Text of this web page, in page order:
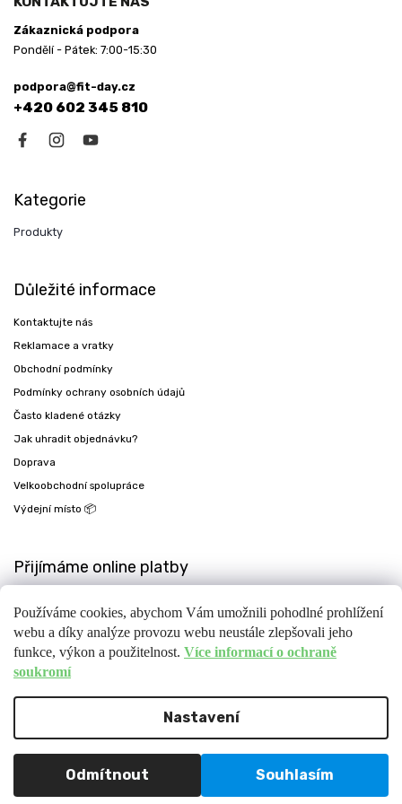
Používáme cookies, abychom Vám umožnili pohodlné prohlížení
webu a díky analýze provozu webu neustále zlepšovali jeho
funkce, výkon a použitelnost. Více informací o ochraně
soukromí
Nastavení
Odmítnout Souhlasím
Zákaznická podpora
Pondělí - Pátek: 7:00-15:30
podpora@fit-day.cz
+420 602 345 810
Kategorie
Produkty
Důležité informace
Kontaktujte nás
Reklamace a vratky
Obchodní podmínky
Podmínky ochrany osobních údajů
Často kladené otázky
Jak uhradit objednávku?
Doprava
Velkoobchodní spolupráce
Výdejní místo 📦
Přijímáme online platby
Fit-day. Všechna práva vyhrazena.
Upravit nastavení cookies
| Platforma